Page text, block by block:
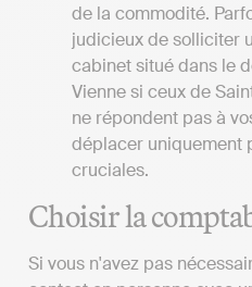
de la commodité.
judicieux de solliciter
cabinet situé dans le
Vienne si ceux de
ne répondent pas à
déplacer uniquement
cruciales.
Choisir la
Si vous n'avez pas